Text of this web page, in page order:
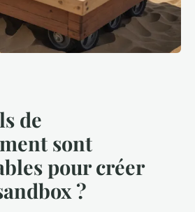
de
sont
pour créer
?